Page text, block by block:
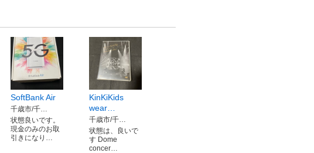
SoftBank Air
千歳市/千…
状態良いです。
現金のみのお取
引きになり…
KinKiKids
wear…
千歳市/千…
状態は、良いで
す Dome
concer…